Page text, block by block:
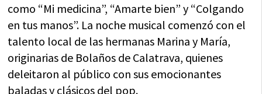
como “Mi medicina”, “Amarte bien” y “Colgando
en tus manos”. La noche musical comenzó con el
talento local de las hermanas Marina y María,
originarias de Bolaños de Calatrava, quienes
deleitaron al público con sus emocionantes
baladas y clásicos del pop.